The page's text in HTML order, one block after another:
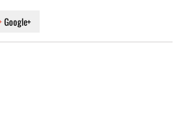
Google+